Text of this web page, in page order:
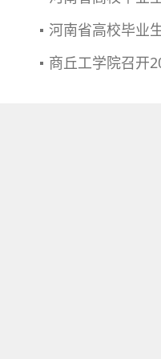
河南省高校毕业
商丘工学院召开